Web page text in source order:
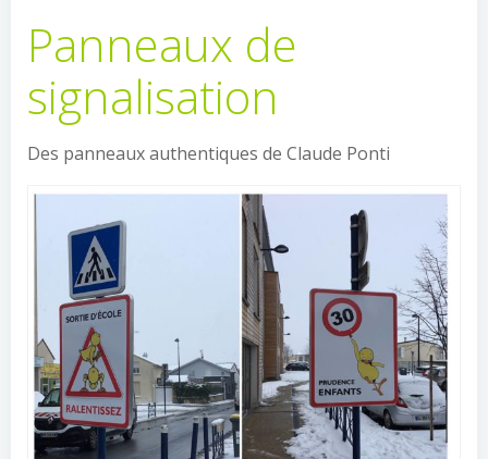
Panneaux de
signalisation
Des panneaux authentiques de Claude Ponti